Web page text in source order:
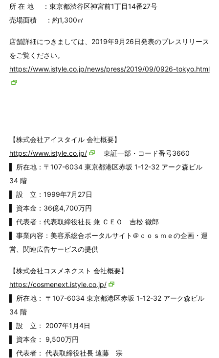
所 在 地 ：東京都渋谷区神宮前1丁目14番27号
売場面積 ：約1,300㎡
店舗詳細につきましては、2019年9月26日発表のプレスリリース
をご覧ください。
https://www.istyle.co.jp/news/press/2019/09/0926-tokyo.html
【株式会社アイスタイル 会社概要】
https://www.istyle.co.jp/
東証一部・コード番号3660
▌ 所在地：〒107-6034 東京都港区赤坂 1-12-32 アーク森ビル
34 階
▌ 設 立：1999年7月27日
▌ 資本金：36億4,700万円
▌ 代表者：代表取締役社長 兼 ＣＥＯ 吉松 徹郎
▌ 事業内容：美容系総合ポータルサイト＠ｃｏｓｍｅの企画・運
営、関連広告サービスの提供
【株式会社コスメネクスト 会社概要】
https://cosmenext.istyle.co.jp/
▌ 所在地： 〒107-6034 東京都港区赤坂 1-12-32 アーク森ビル
34 階
▌ 設 立： 2007年1月4日
▌ 資本金： 9,500万円
▌ 代表者： 代表取締役社長 遠藤 宗